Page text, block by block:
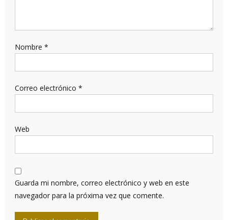
Nombre *
Correo electrónico *
Web
Guarda mi nombre, correo electrónico y web en este
navegador para la próxima vez que comente.